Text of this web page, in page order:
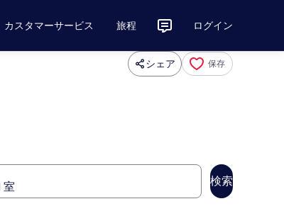
カスタマーサービス 旅程 ログイン
シェア 保存
検索